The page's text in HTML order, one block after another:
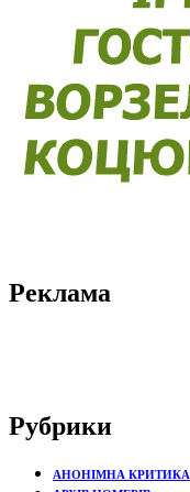
Реклама
Рубрики
АНОНІМНА КРИТИКА